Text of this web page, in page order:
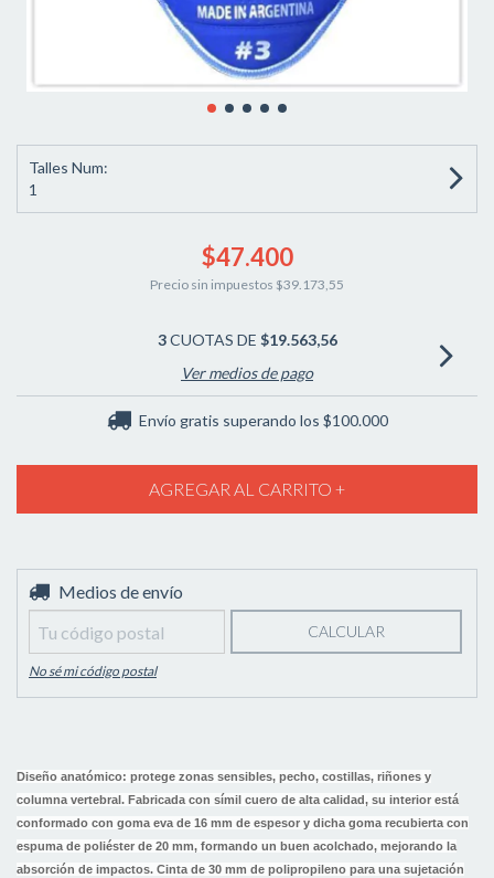
Talles Num:
1
$47.400
Precio sin impuestos $39.173,55
3CUOTAS DE $19.563,56
Ver medios de pago
Envío gratis superando los $100.000
Entregas para el CP:
Medios de envío
CALCULAR
No sé mi código postal
Diseño anatómico: protege zonas sensibles, pecho, costillas, riñones y
columna vertebral. Fabricada con símil cuero de alta calidad, su interior está
conformado con goma eva de 16 mm de espesor y dicha goma recubierta con
espuma de poliéster de 20 mm, formando un buen acolchado, mejorando la
absorción de impactos. Cinta de 30 mm de polipropileno para una sujetación